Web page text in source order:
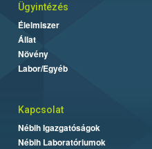
Ügyintézés
Élelmiszer
Állat
Növény
Labor/Egyéb
Kapcsolat
Nébih Igazgatóságok
Nébih Laboratóriumok